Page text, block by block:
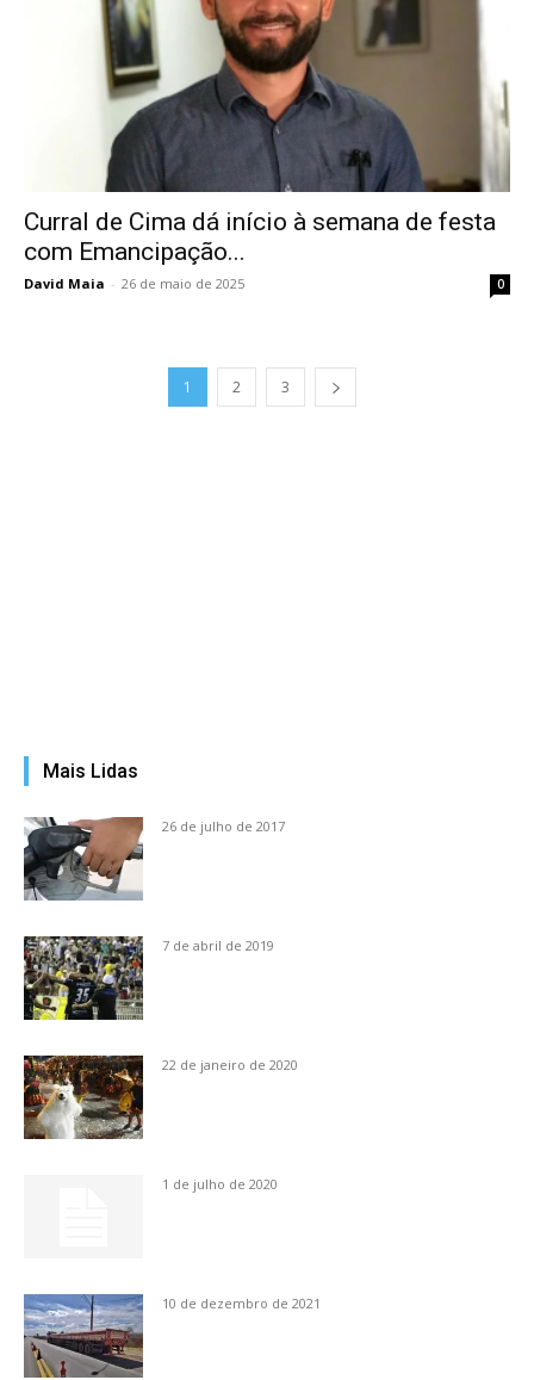
Curral de Cima dá início à semana de festa
com Emancipação...
David Maia - 26 de maio de 2025 0
1 2 3
Mais Lidas
26 de julho de 2017
7 de abril de 2019
22 de janeiro de 2020
1 de julho de 2020
10 de dezembro de 2021